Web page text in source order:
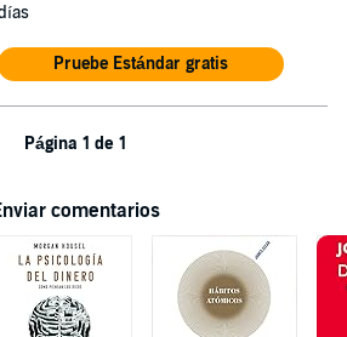
Pruebe Estándar gratis
Página 1 de 1
comentarios